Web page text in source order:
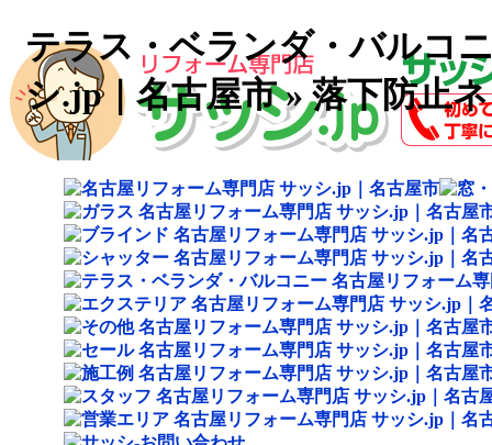
テラス・ベランダ・バルコ
シ.jp｜名古屋市 » 落下防止